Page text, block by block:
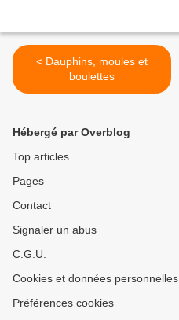
< Dauphins, moules et
boulettes
Hébergé par Overblog
Top articles
Pages
Contact
Signaler un abus
C.G.U.
Cookies et données personnelles
Préférences cookies